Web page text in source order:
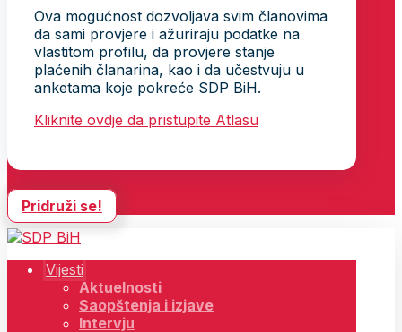
Ova mogućnost dozvoljava svim članovima
da sami provjere i ažuriraju podatke na
vlastitom profilu, da provjere stanje
plaćenih članarina, kao i da učestvuju u
anketama koje pokreće SDP BiH.
Kliknite ovdje da pristupite Atlasu
Pridruži se!
Vijesti
Aktuelnosti
Saopštenja i izjave
Intervju